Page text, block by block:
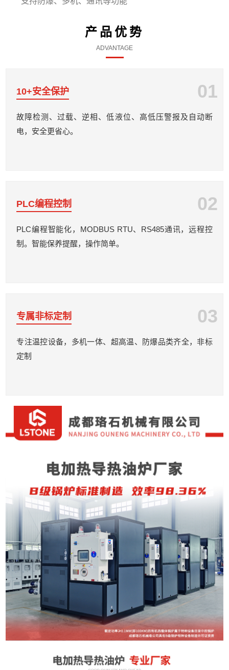
产品优势
ADVANTAGE
10+安全保护 01
故障检测、过载、逆相、低液位、高低压警报及自动断
电，安全更省心。
PLC编程控制 02
PLC编程智能化，MODBUS RTU、RS485通讯，远程控
制。智能保养提醒，操作简单。
专属非标定制 03
专注温控设备，多机一体、超高温、防爆品类齐全，非标
定制